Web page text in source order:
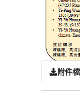
附件